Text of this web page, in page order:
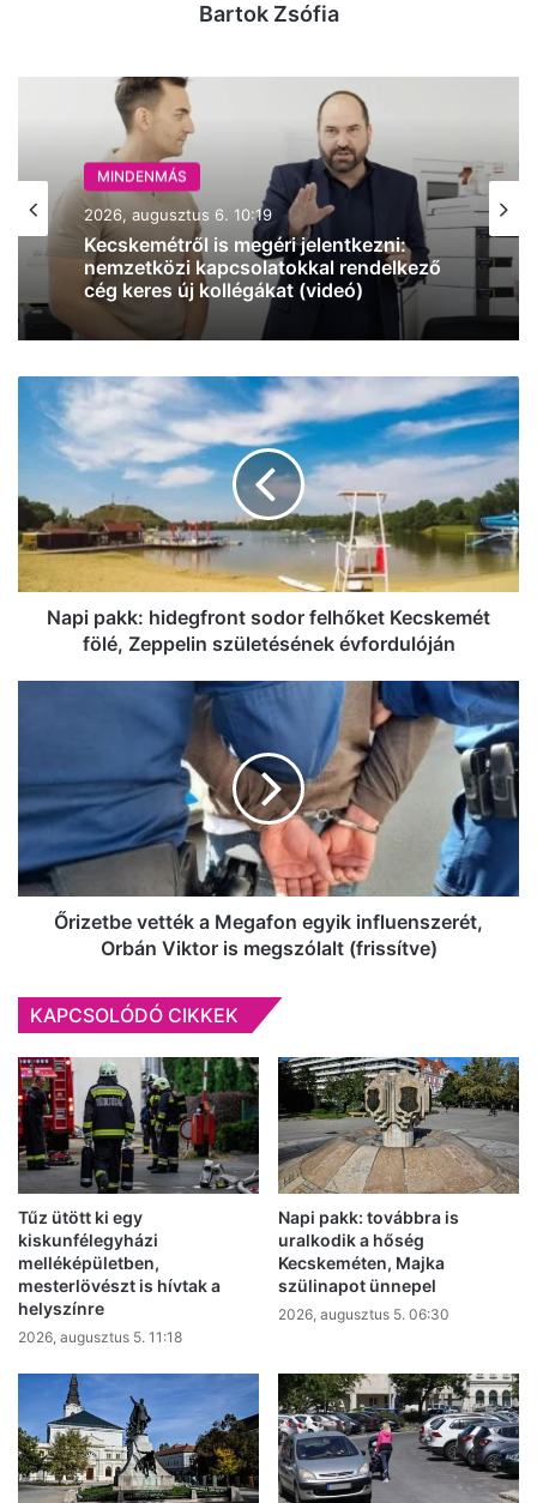
Bartok Zsófia
MINDENMÁS
2026, augusztus 6. 10:19
Kecskemétről is megéri jelentkezni:
nemzetközi kapcsolatokkal rendelkező
cég keres új kollégákat (videó)
pakk:
hidegfront
Kecskemét
fölé,
Zeppelin
születésének
évfordulóján
Napi pakk: hidegfront sodor felhőket Kecskemét
fölé, Zeppelin születésének évfordulóján
egyik
influenszerét,
Orbán
Viktor
is
megszólalt
Őrizetbe vették a Megafon egyik influenszerét,
Orbán Viktor is megszólalt (frissítve)
KAPCSOLÓDÓ CIKKEK
Tűz ütött ki egy
kiskunfélegyházi
melléképületben,
mesterlövészt is hívtak a
helyszínre
2026, augusztus 5. 11:18
Napi pakk: továbbra is
uralkodik a hőség
Kecskeméten, Majka
szülinapot ünnepel
2026, augusztus 5. 06:30